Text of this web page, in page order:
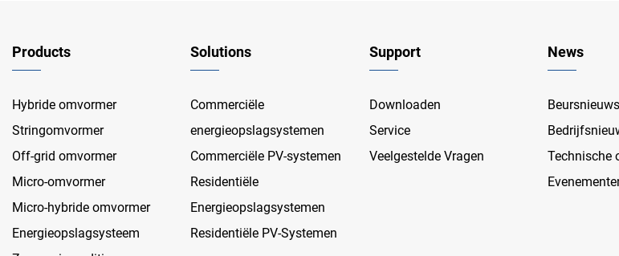
Products
Hybride omvormer
Stringomvormer
Off-grid omvormer
Micro-omvormer
Micro-hybride omvormer
Energieopslagsysteem
Solutions
Commerciële
energieopslagsystemen
Commerciële PV-systemen
Residentiële
Energieopslagsystemen
Residentiële PV-Systemen
Support
Downloaden
Service
Veelgestelde Vragen
News
Beursnieuws
Technische